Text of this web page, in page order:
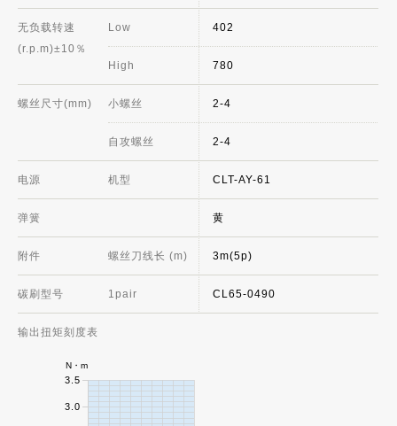
无负载转速
(r.p.m)±10％
Low
High
螺丝尺寸(mm) 小螺丝
自攻螺丝
电源 机型
弹簧
附件 螺丝刀线长 (m)
碳刷型号 1pair
输出扭矩刻度表
402
780
2-4
2-4
CLT-AY-61
黄
3m(5p)
CL65-0490
3.0
3.5
N・m